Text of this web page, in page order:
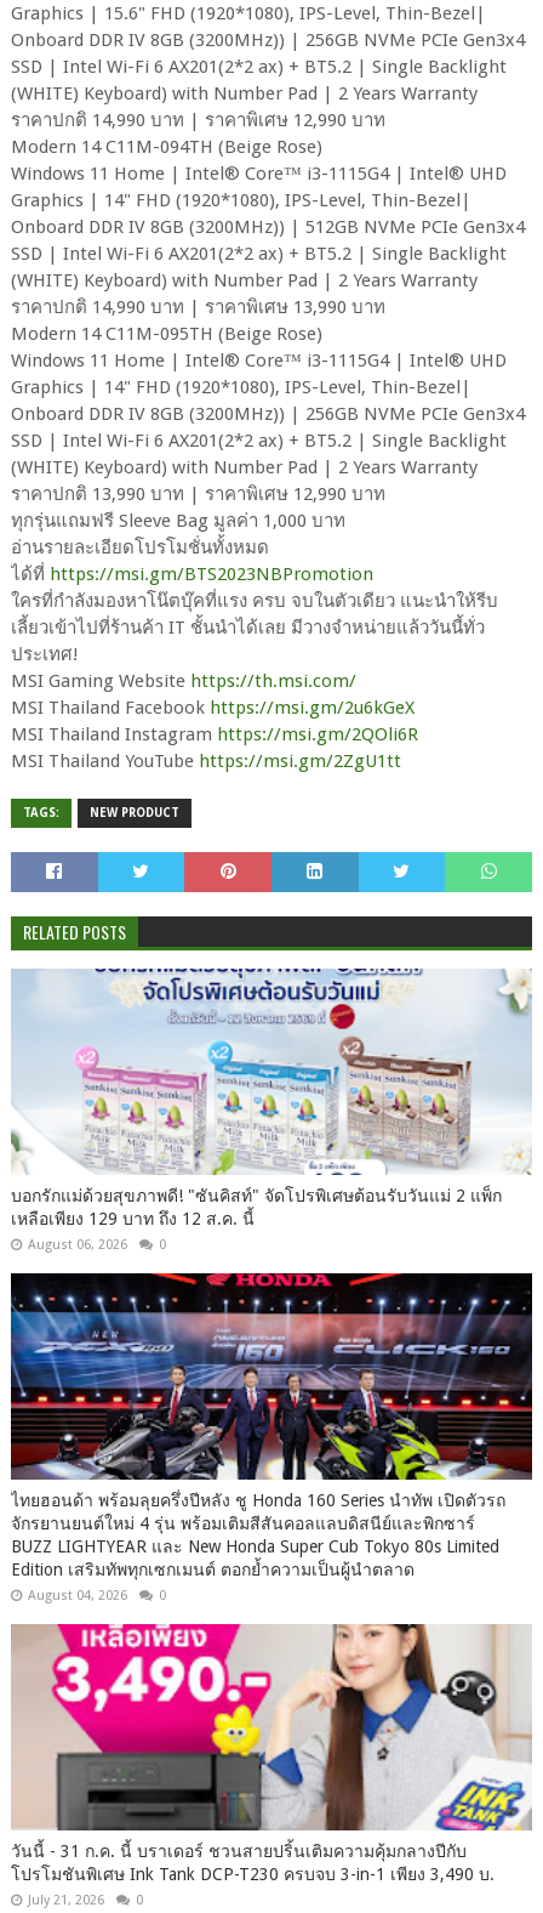
Graphics | 15.6" FHD (1920*1080), IPS-Level, Thin-Bezel|
Onboard DDR IV 8GB (3200MHz)) | 256GB NVMe PCIe Gen3x4
SSD | Intel Wi-Fi 6 AX201(2*2 ax) + BT5.2 | Single Backlight
(WHITE) Keyboard) with Number Pad | 2 Years Warranty
ราคาปกติ 14,990 บาท | ราคาพิเศษ 12,990 บาท
Modern 14 C11M-094TH (Beige Rose)
Windows 11 Home | Intel® Core™ i3-1115G4 | Intel® UHD
Graphics | 14" FHD (1920*1080), IPS-Level, Thin-Bezel|
Onboard DDR IV 8GB (3200MHz)) | 512GB NVMe PCIe Gen3x4
SSD | Intel Wi-Fi 6 AX201(2*2 ax) + BT5.2 | Single Backlight
(WHITE) Keyboard) with Number Pad | 2 Years Warranty
ราคาปกติ 14,990 บาท | ราคาพิเศษ 13,990 บาท
Modern 14 C11M-095TH (Beige Rose)
Windows 11 Home | Intel® Core™ i3-1115G4 | Intel® UHD
Graphics | 14" FHD (1920*1080), IPS-Level, Thin-Bezel|
Onboard DDR IV 8GB (3200MHz)) | 256GB NVMe PCIe Gen3x4
SSD | Intel Wi-Fi 6 AX201(2*2 ax) + BT5.2 | Single Backlight
(WHITE) Keyboard) with Number Pad | 2 Years Warranty
ราคาปกติ 13,990 บาท | ราคาพิเศษ 12,990 บาท
ทุกรุ่นแถมฟรี Sleeve Bag มูลค่า 1,000 บาท
อ่านรายละเอียดโปรโมชั่นทั้งหมด
ได้ที่ https://msi.gm/BTS2023NBPromotion
ใครที่กำลังมองหาโน๊ตบุ๊คที่แรง ครบ จบในตัวเดียว แนะนำให้รีบ
เลี้ยวเข้าไปที่ร้านค้า IT ชั้นนำได้เลย มีวางจำหน่ายแล้ววันนี้ทั่ว
ประเทศ!
MSI Gaming Website https://th.msi.com/
MSI Thailand Facebook https://msi.gm/2u6kGeX
MSI Thailand Instagram https://msi.gm/2QOli6R
MSI Thailand YouTube https://msi.gm/2ZgU1tt
TAGS: NEW PRODUCT
RELATED POSTS
บอกรักแม่ด้วยสุขภาพดี! "ซันคิสท์" จัดโปรพิเศษต้อนรับวันแม่ 2 แพ็ก
เหลือเพียง 129 บาท ถึง 12 ส.ค. นี้
August 06, 2026 0
ไทยฮอนด้า พร้อมลุยครึ่งปีหลัง ชู Honda 160 Series นำทัพ เปิดตัวรถ
จักรยานยนต์ใหม่ 4 รุ่น พร้อมเติมสีสันคอลแลบดิสนีย์และพิกซาร์
BUZZ LIGHTYEAR และ New Honda Super Cub Tokyo 80s Limited
Edition เสริมทัพทุกเซกเมนต์ ตอกย้ำความเป็นผู้นำตลาด
August 04, 2026 0
วันนี้ - 31 ก.ค. นี้ บราเดอร์ ชวนสายปริ้นเติมความคุ้มกลางปีกับ
โปรโมชันพิเศษ Ink Tank DCP-T230 ครบจบ 3-in-1 เพียง 3,490 บ.
July 21, 2026 0